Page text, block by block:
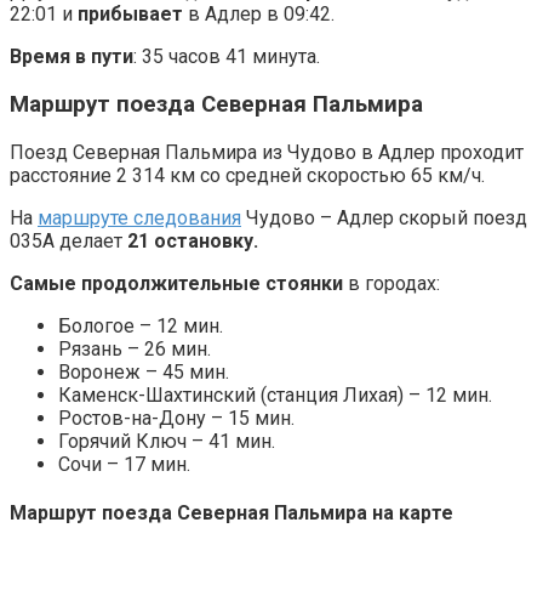
22:01 и прибывает в Адлер в 09:42.
Время в пути: 35 часов 41 минута.
Маршрут поезда Северная Пальмира
Поезд Северная Пальмира из Чудово в Адлер проходит
расстояние 2 314 км со средней скоростью 65 км/ч.
На маршруте следования Чудово – Адлер скорый поезд
035А делает 21 остановку.
Самые продолжительные стоянки в городах:
Бологое – 12 мин.
Рязань – 26 мин.
Воронеж – 45 мин.
Каменск-Шахтинский (станция Лихая) – 12 мин.
Ростов-на-Дону – 15 мин.
Горячий Ключ – 41 мин.
Сочи – 17 мин.
Маршрут поезда Северная Пальмира на карте